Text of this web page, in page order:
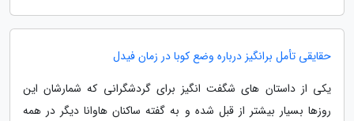
حقایقی تأمل برانگیز درباره وضع کوبا در زمان فیدل
یکی از داستان های شگفت انگیز برای گردشگرانی که شمارشان این
روزها بسیار بیشتر از قبل شده و به گفته ساکنان هاوانا دیگر در همه